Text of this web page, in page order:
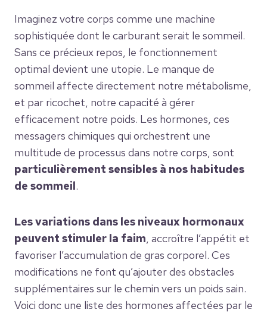
Imaginez votre corps comme une machine
sophistiquée dont le carburant serait le sommeil.
Sans ce précieux repos, le fonctionnement
optimal devient une utopie. Le manque de
sommeil affecte directement notre métabolisme,
et par ricochet, notre capacité à gérer
efficacement notre poids. Les hormones, ces
messagers chimiques qui orchestrent une
multitude de processus dans notre corps, sont
particulièrement sensibles à nos habitudes
de sommeil.
Les variations dans les niveaux hormonaux
peuvent stimuler la faim, accroître l’appétit et
favoriser l’accumulation de gras corporel. Ces
modifications ne font qu’ajouter des obstacles
supplémentaires sur le chemin vers un poids sain.
Voici donc une liste des hormones affectées par le